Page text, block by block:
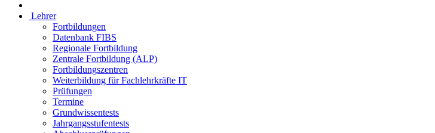
Lehrer
Fortbildungen
Datenbank FIBS
Regionale Fortbildung
Zentrale Fortbildung (ALP)
Fortbildungszentren
Weiterbildung für Fachlehrkräfte IT
Prüfungen
Termine
Grundwissentests
Jahrgangsstufentests